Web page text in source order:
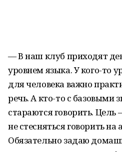
— В наш клуб приходят
уровнем языка. У кого-то
для человека важно
речь. А кто-то с базовыми
стараются говорить. Цель
не стесняться говорить на
Обязательно задаю